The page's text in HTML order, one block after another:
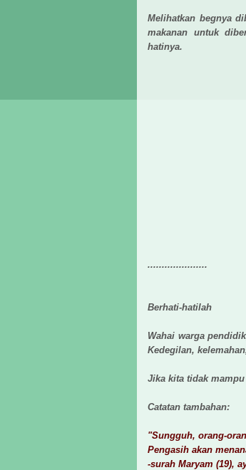
Melihatkan begnya
makanan untuk
hatinya.
.....................
Berhati-hatilah
Wahai warga
Kedegilan,
Jika kita tidak
Catatan tambahan:
"Sungguh, orang-
Pengasih akan
-surah Maryam (19),